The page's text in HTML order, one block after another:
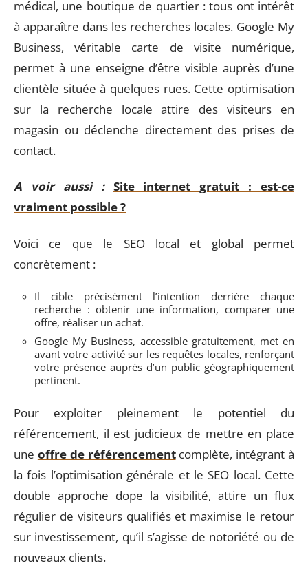
médical, une boutique de quartier : tous ont intérêt
à apparaître dans les recherches locales. Google My
Business, véritable carte de visite numérique,
permet à une enseigne d’être visible auprès d’une
clientèle située à quelques rues. Cette optimisation
sur la recherche locale attire des visiteurs en
magasin ou déclenche directement des prises de
contact.
A voir aussi : Site internet gratuit : est-ce
vraiment possible ?
Voici ce que le SEO local et global permet
concrètement :
Il cible précisément l’intention derrière chaque
recherche : obtenir une information, comparer une
offre, réaliser un achat.
Google My Business, accessible gratuitement, met en
avant votre activité sur les requêtes locales, renforçant
votre présence auprès d’un public géographiquement
pertinent.
Pour exploiter pleinement le potentiel du
référencement, il est judicieux de mettre en place
une offre de référencementcomplète, intégrant à
la fois l’optimisation générale et le SEO local. Cette
double approche dope la visibilité, attire un flux
régulier de visiteurs qualifiés et maximise le retour
sur investissement, qu’il s’agisse de notoriété ou de
nouveaux clients.